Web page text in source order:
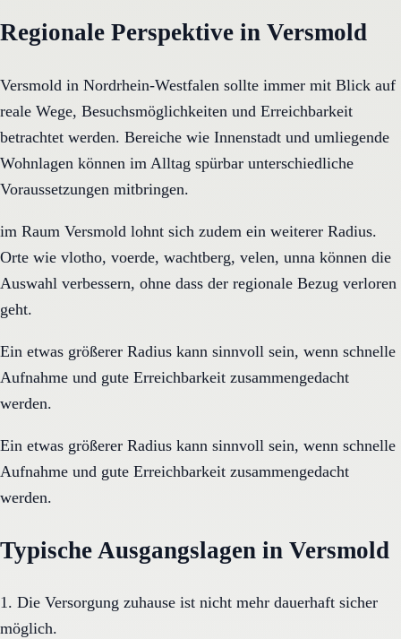
Regionale Perspektive in Versmold
Versmold in Nordrhein-Westfalen sollte immer mit Blick auf
reale Wege, Besuchsmöglichkeiten und Erreichbarkeit
betrachtet werden. Bereiche wie Innenstadt und umliegende
Wohnlagen können im Alltag spürbar unterschiedliche
Voraussetzungen mitbringen.
im Raum Versmold lohnt sich zudem ein weiterer Radius.
Orte wie vlotho, voerde, wachtberg, velen, unna können die
Auswahl verbessern, ohne dass der regionale Bezug verloren
geht.
Ein etwas größerer Radius kann sinnvoll sein, wenn schnelle
Aufnahme und gute Erreichbarkeit zusammengedacht
werden.
Ein etwas größerer Radius kann sinnvoll sein, wenn schnelle
Aufnahme und gute Erreichbarkeit zusammengedacht
werden.
Typische Ausgangslagen in Versmold
1. Die Versorgung zuhause ist nicht mehr dauerhaft sicher
möglich.